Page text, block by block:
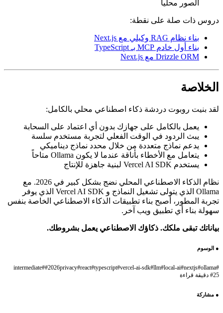
السحابة
سلسة
نظام الذكاء الاصطناعي المحلي نضج بشكل كبير في 2026. مع
Ollama الذي يتولى تشغيل النماذج و Vercel AI SDK الذي يوفر
الخاصة بنفس
#2026
#
intermediate